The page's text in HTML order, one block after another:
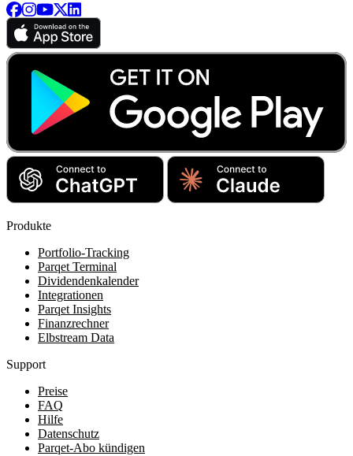
Produkte
Portfolio-Tracking
Parqet Terminal
Dividendenkalender
Integrationen
Parqet Insights
Finanzrechner
Elbstream Data
Support
Preise
FAQ
Hilfe
Datenschutz
Parqet-Abo kündigen